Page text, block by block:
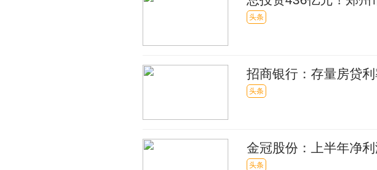
目 | 名单
头条
招商银行：存量房贷
了相关预案
头条
金冠股份：上半年净
头条